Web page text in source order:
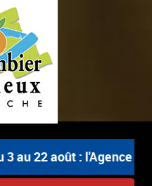
3 au 22 août : l'Agence